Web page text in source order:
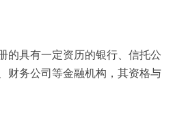
的具有一定资历的银行、信托公
财务公司等金融机构，其资格与